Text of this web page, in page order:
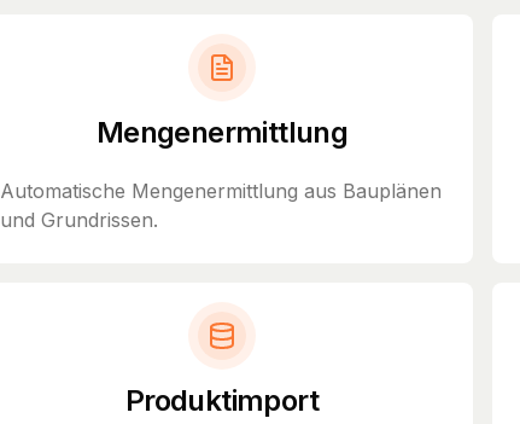
Mengenermittlung
Automatische Mengenermittlung aus Bauplänen
und Grundrissen.
Produktimport